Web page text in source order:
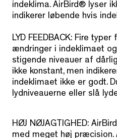
indeklima. AirBird® lyser
indikerer løbende hvis
LYD FEEDBACK: Fire
ændringer i indeklimaet
stigende niveauer af
ikke konstant, men
indeklimaet ikke er godt.
lydniveauerne eller slå
HØJ NØJAGTIGHED:
med meget høj præcision.